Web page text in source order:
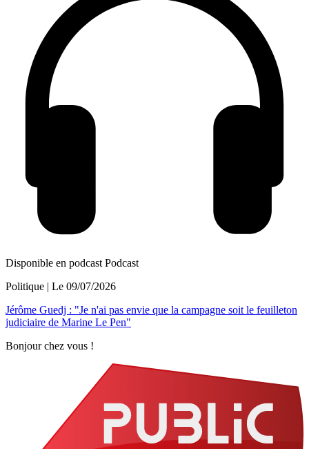
Disponible en podcast Podcast
Politique | Le 09/07/2026
Jérôme Guedj : "Je n'ai pas envie que la campagne soit le feuilleton
judiciaire de Marine Le Pen"
Bonjour chez vous !